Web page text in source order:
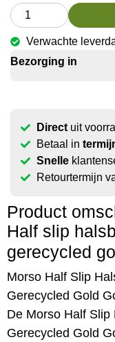
Verwachte
Bezorging in
Directuit
Betaal in
Snelle
Retourtermijn
Product
Half slip
gerecycled
Morso Half Slip
Gerecycled Gold
De Morso Half
Gerecycled Gold